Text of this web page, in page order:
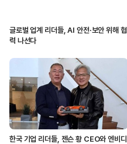
글로벌 업계 리더들, AI 안전·보안 위해 협
력 나선다
한국 기업 리더들, 젠슨 황 CEO와 엔비디